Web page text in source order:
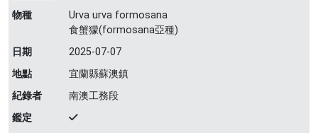
物種
Urva urva formosana
食蟹獴(formosana亞種)
日期
2025-07-07
地點
宜蘭縣蘇澳鎮
紀錄者
南澳工務段
鑑定